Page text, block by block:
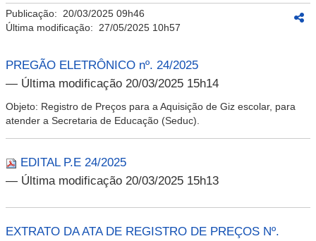
Publicação: 20/03/2025 09h46
Última modificação: 27/05/2025 10h57
PREGÃO ELETRÔNICO nº. 24/2025
— Última modificação 20/03/2025 15h14
Objeto: Registro de Preços para a Aquisição de Giz escolar, para
atender a Secretaria de Educação (Seduc).
EDITAL P.E 24/2025
— Última modificação 20/03/2025 15h13
EXTRATO DA ATA DE REGISTRO DE PREÇOS Nº.